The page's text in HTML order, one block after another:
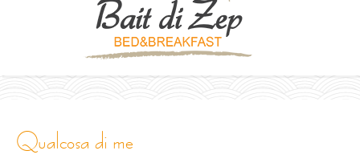
qualcosa di me